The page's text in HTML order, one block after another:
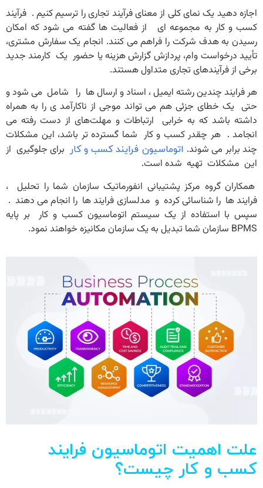
اجازه دهید یک نمای کلی از معنای فرآیند تجاری را ترسیم کنیم . فرآیند
کسب و کار به مجموعه ای از فعالیت ها گفته می شود که امکان
رسیدن به هدف شرکت را فراهم می کنند. انجام یک سفارش مشتری،
تأیید درخواست وام، پردازش گزارش هزینه یا حضور یک کارمند جدید
برخی از فرآیندهای تجاری متداول هستند.
هر فرایند چندین رشته ایمیل ، اسناد و ارسال ها را شامل می شود و
حتی یک خطای جزئی هم می‌ تواند موجی از ناکارآمد ی را به همراه
داشته باشد که به خرابی ارتباطات و مهلت‌های از دست رفته می
انجامد . هر چقدر کسب و کار شما گسترده تر باشد، این مشکلات
چند برابر می شوند. اتوماسیون فرایند کسب و کاربرای جلوگیری از
این مشکلات تهیه شده است.
همکاران گروه مرکز پشتیبانی انفورماتیک سازمان شما را تحلیل ،
فرایند ها را شناسائی کرده و مدلسازی فرایند ها را انجام می دهند .
سپس با استفاده از یک سیستم اتوماسیون کسب و کار بر پایه
BPMS سازمان شما تبدیل به یک سازمان مکانیزه خواهند نمود.
علت اهمیت اتوماسیون فرایند
کسب و کار چیست؟